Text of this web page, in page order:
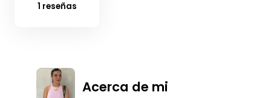
1 reseñas
Acerca de mi